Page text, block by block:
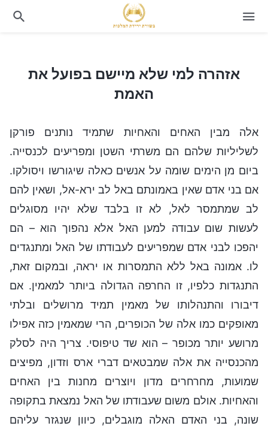
אזהרה למי שלא מיישם בפועל את האמת
אזהרה למי שלא מיישם בפועל את
האמת
אלה מבין האחים והאחיות שתמיד נותנים פורקן
לשליליות שלהם הם משרתי השטן ומפריעים לכנסייה.
ביום מן הימים שומה על אנשים כאלה שיגורשו ויסולקו.
אם בני אדם שאין באמונתם באל לב ירא-אל, ושאין להם
לב שמתמסר לאל, לא זו בלבד שלא יהיו מסוגלים
לעשות שום עבודה למען האל אלא נהפוך הוא – הם
יהפכו לבני אדם שמפריעים לעבודתו של האל ומתנגדים
לו. אמונה באל ללא התמסרות או יראה, ובמקום זאת,
התנגדות כלפיו, זו החרפה הגדולה ביותר למאמין. אם
דיבורו והתנהלותו של מאמין תמיד מרושלים ובלתי
מאופקים כמו אלה של הכופרים, הרי שמאמין כזה אפילו
מרושע יותר מכופר – הוא שד טיפוסי. צריך היה לסלק
מהכנסייה את אלה שמבטאים דברי ארס וזדון, מפיצים
שמועות, מחרחרים מדון ויוצרים מחנות בין האחים
והאחיות. אולם משום שעבודתו של האל נמצאת בתקופה
שונה, בני האדם האלה מוגבלים, כיוון שנגזר עליהם